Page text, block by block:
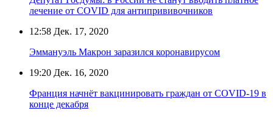
лечение от COVID для антипрививочников
12:58 Дек. 17, 2020
Эммануэль Макрон заразился коронавирусом
19:20 Дек. 16, 2020
Франция начнёт вакцинировать граждан от COVID-19 в
конце декабря